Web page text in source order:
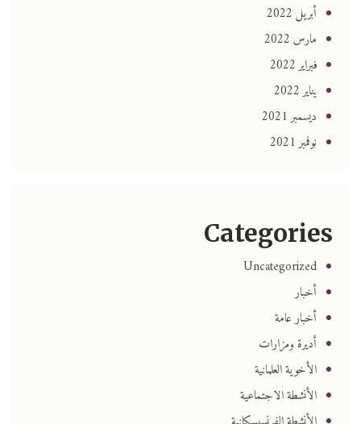
أبريل 2022
مارس 2022
فبراير 2022
يناير 2022
ديسمبر 2021
نوفمبر 2021
Categories
Uncategorized
أخبار
أخبار عامة
أديرة ومزارات
الأخوية العلمانية
الأنشطة الاجتماعية